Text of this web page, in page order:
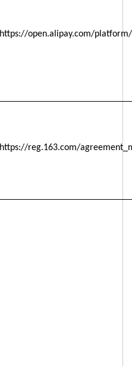
https://open.alipay.com/
https://reg.163.com/